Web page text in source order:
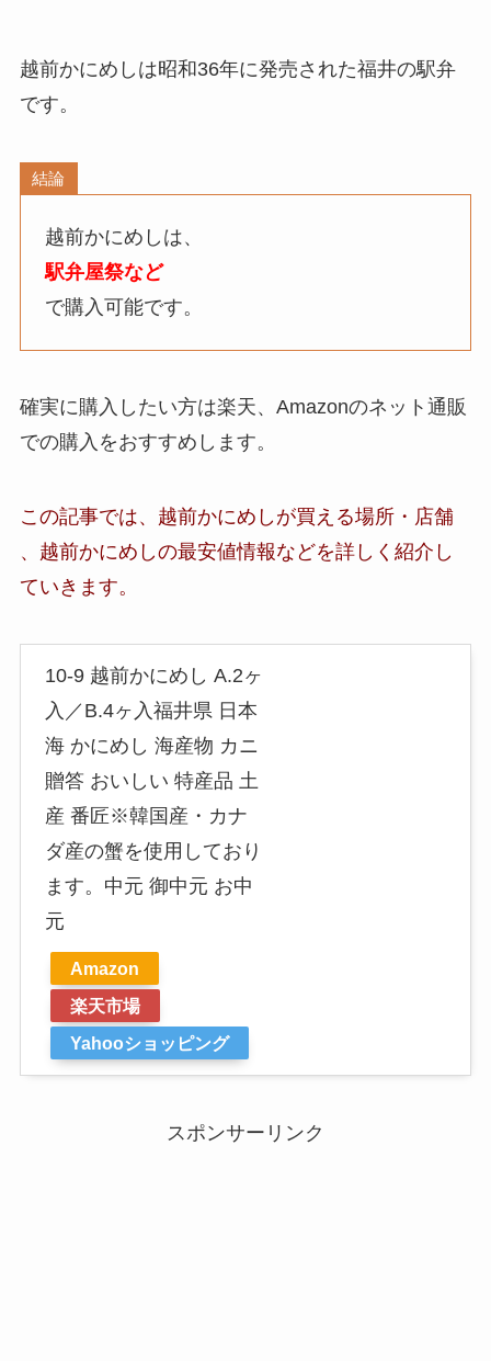
越前かにめし は昭和36年に発売された福井の駅弁
です。
結論
越前かにめし は、
駅弁屋祭など
で購入可能です。
確実に購入したい方は楽天、Amazonのネット通販
での購入をおすすめします。
この記事では、 越前かにめし が買える場所・店舗
、 越前かにめしの最安値情報などを詳しく紹介し
ていきます。
10-9 越前かにめし A.2ヶ
入／B.4ヶ入福井県 日本
海 かにめし 海産物 カニ
贈答 おいしい 特産品 土
産 番匠※韓国産・カナ
ダ産の蟹を使用しており
ます。中元 御中元 お中
元
Amazon
楽天市場
Yahooショッピング
スポンサーリンク